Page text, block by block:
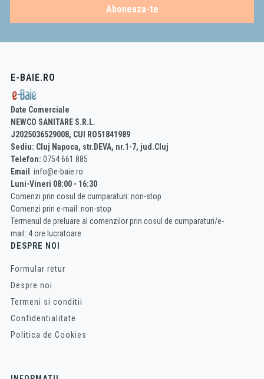
Aboneaza-te
E-BAIE.RO
Date Comerciale
NEWCO SANITARE S.R.L.
J2025036529008, CUI RO51841989
Sediu: Cluj Napoca, str.DEVA, nr.1-7, jud.Cluj
Telefon: 0754 661 885
Email : info@e-baie.ro
Luni-Vineri 08:00 - 16:30
Comenzi prin cosul de cumparaturi: non-stop
Comenzi prin e-mail: non-stop
Termenul de preluare al comenzilor prin cosul de cumparaturi/e-
mail: 4 ore lucratoare
DESPRE NOI
Formular retur
Despre noi
Termeni si conditii
Confidentialitate
Politica de Cookies